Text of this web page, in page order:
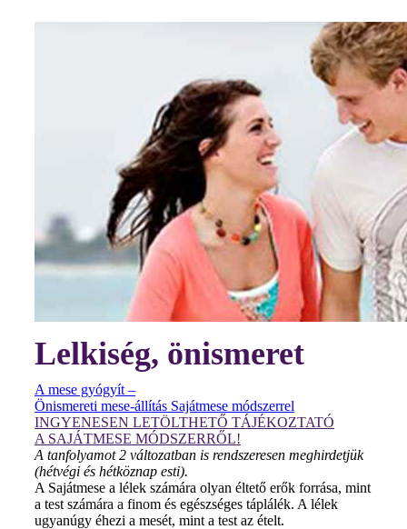
Lelkiség, önismeret
A mese gyógyít –
Önismereti mese-állítás Sajátmese módszerrel
INGYENESEN LETÖLTHETŐ TÁJÉKOZTATÓ
A SAJÁTMESE MÓDSZERRŐL!
A tanfolyamot 2 változatban is rendszeresen meghirdetjük
(hétvégi és hétköznap esti).
A Sajátmese a lélek számára olyan éltető erők forrása, mint
a test számára a finom és egészséges táplálék. A lélek
ugyanúgy éhezi a mesét, mint a test az ételt.